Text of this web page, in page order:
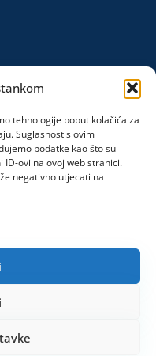
tehnologije poput kolačića za
Suglasnost s ovim
podatke kao što su
ovi na ovoj web stranici.
negativno utjecati na